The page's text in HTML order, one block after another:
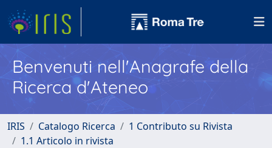
Benvenuti nell'Anagrafe della
Ricerca d'Ateneo
IRIS Catalogo Ricerca
1 Contributo su Rivista
1.1 Articolo in rivista